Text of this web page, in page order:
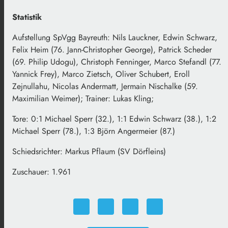
Statistik
Aufstellung SpVgg Bayreuth: Nils Lauckner, Edwin Schwarz,
Felix Heim (76. Jann-Christopher George), Patrick Scheder
(69. Philip Udogu), Christoph Fenninger, Marco Stefandl (77.
Yannick Frey), Marco Zietsch, Oliver Schubert, Eroll
Zejnullahu, Nicolas Andermatt, Jermain Nischalke (59.
Maximilian Weimer); Trainer: Lukas Kling;
Tore: 0:1 Michael Sperr (32.), 1:1 Edwin Schwarz (38.), 1:2
Michael Sperr (78.), 1:3 Björn Angermeier (87.)
Schiedsrichter: Markus Pflaum (SV Dörfleins)
Zuschauer: 1.961